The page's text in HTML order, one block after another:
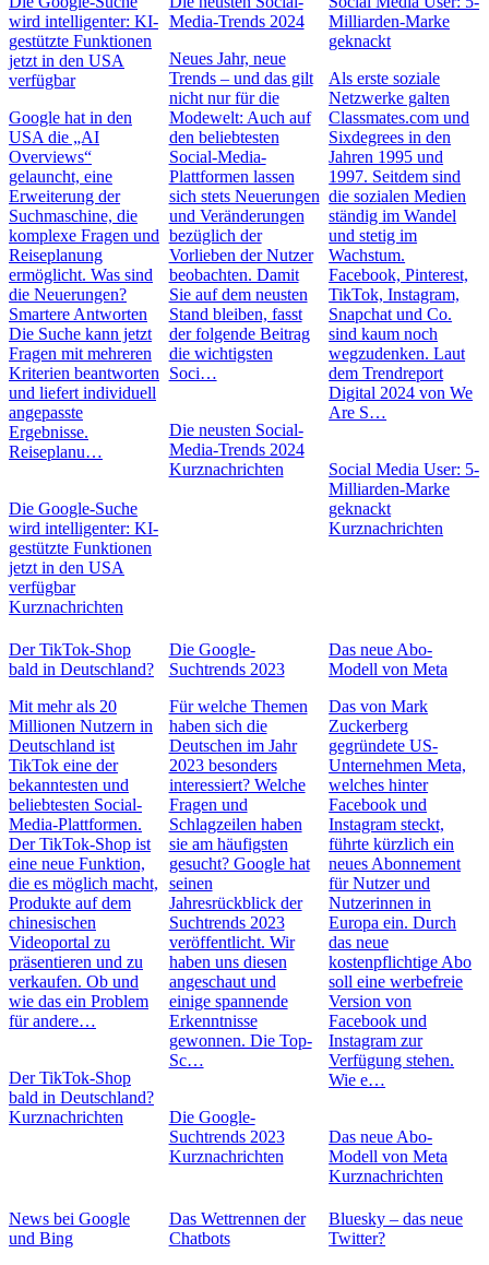
wird intelligenter: KI-
gestützte Funktionen
jetzt in den USA
verfügbar
Google hat in den
USA die „AI
Overviews“
gelauncht, eine
Erweiterung der
Suchmaschine, die
komplexe Fragen und
Reiseplanung
ermöglicht. Was sind
die Neuerungen?
Smartere Antworten
Die Suche kann jetzt
Fragen mit mehreren
Kriterien beantworten
und liefert individuell
angepasste
Ergebnisse.
Reiseplanu…
Die Google-Suche
wird intelligenter: KI-
gestützte Funktionen
jetzt in den USA
verfügbar
Kurznachrichten
Media-Trends 2024
Neues Jahr, neue
Trends – und das gilt
nicht nur für die
Modewelt: Auch auf
den beliebtesten
Social-Media-
Plattformen lassen
sich stets Neuerungen
und Veränderungen
bezüglich der
Vorlieben der Nutzer
beobachten. Damit
Sie auf dem neusten
Stand bleiben, fasst
der folgende Beitrag
die wichtigsten
Soci…
Die neusten Social-
Media-Trends 2024
Kurznachrichten
Milliarden-Marke
geknackt
Als erste soziale
Netzwerke galten
Classmates.com und
Sixdegrees in den
Jahren 1995 und
1997. Seitdem sind
die sozialen Medien
ständig im Wandel
und stetig im
Wachstum.
Facebook, Pinterest,
TikTok, Instagram,
Snapchat und Co.
sind kaum noch
wegzudenken. Laut
dem Trendreport
Digital 2024 von We
Are S…
Social Media User: 5-
Milliarden-Marke
geknackt
Kurznachrichten
Der TikTok-Shop
bald in Deutschland?
Mit mehr als 20
Millionen Nutzern in
Deutschland ist
TikTok eine der
bekanntesten und
beliebtesten Social-
Media-Plattformen.
Der TikTok-Shop ist
eine neue Funktion,
die es möglich macht,
Produkte auf dem
chinesischen
Videoportal zu
präsentieren und zu
verkaufen. Ob und
wie das ein Problem
für andere…
Der TikTok-Shop
bald in Deutschland?
Kurznachrichten
Die Google-
Suchtrends 2023
Für welche Themen
haben sich die
Deutschen im Jahr
2023 besonders
interessiert? Welche
Fragen und
Schlagzeilen haben
sie am häufigsten
gesucht? Google hat
seinen
Jahresrückblick der
Suchtrends 2023
veröffentlicht. Wir
haben uns diesen
angeschaut und
einige spannende
Erkenntnisse
gewonnen. Die Top-
Sc…
Die Google-
Suchtrends 2023
Kurznachrichten
Das neue Abo-
Modell von Meta
Das von Mark
Zuckerberg
gegründete US-
Unternehmen Meta,
welches hinter
Facebook und
Instagram steckt,
führte kürzlich ein
neues Abonnement
für Nutzer und
Nutzerinnen in
Europa ein. Durch
das neue
kostenpflichtige Abo
soll eine werbefreie
Version von
Facebook und
Instagram zur
Verfügung stehen.
Wie e…
Das neue Abo-
Modell von Meta
Kurznachrichten
News bei Google
und Bing
Das Wettrennen der
Chatbots
Bluesky – das neue
Twitter?